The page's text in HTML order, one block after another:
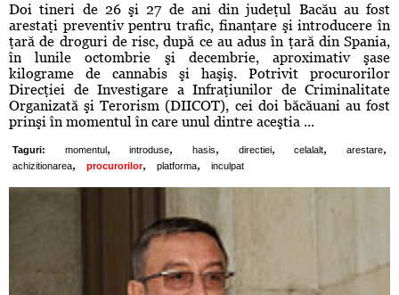
Doi tineri de 26 şi 27 de ani din judeţul Bacău au fost
arestaţi preventiv pentru trafic, finanţare şi introducere în
ţară de droguri de risc, după ce au adus în ţară din Spania,
în lunile octombrie şi decembrie, aproximativ şase
kilograme de cannabis şi haşiş. Potrivit procurorilor
Direcţiei de Investigare a Infraţiunilor de Criminalitate
Organizată şi Terorism (DIICOT), cei doi băcăuani au fost
prinşi în momentul în care unul dintre aceştia ...
Taguri: momentul, introduse, hasis, directiei, celalalt, arestare,
achizitionarea, procurorilor, platforma, inculpat